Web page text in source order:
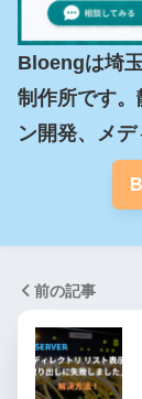
Bloengは埼
制作所です
ン開発、メデ
前の記事